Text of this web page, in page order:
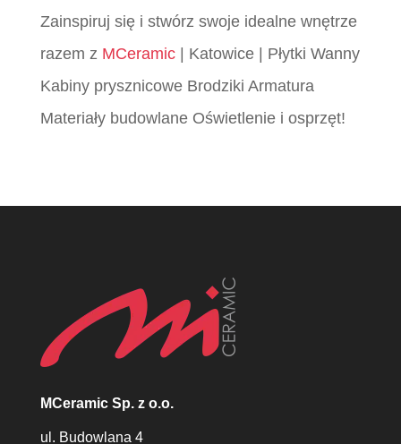
Zainspiruj się i stwórz swoje idealne wnętrze
razem z MCeramic| Katowice | Płytki Wanny
Kabiny prysznicowe Brodziki Armatura
Materiały budowlane Oświetlenie i osprzęt!
MCeramic Sp. z o.o.
ul. Budowlana 4